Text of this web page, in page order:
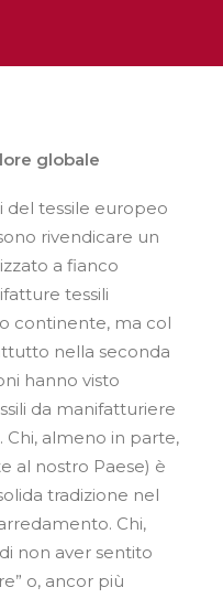
globale
del tessile europeo
rivendicare un
a fianco
tessili
continente, ma col
nella seconda
hanno visto
da manifatturiere
almeno in parte,
al nostro Paese) è
tradizione nel
Chi,
non aver sentito
o, ancor più